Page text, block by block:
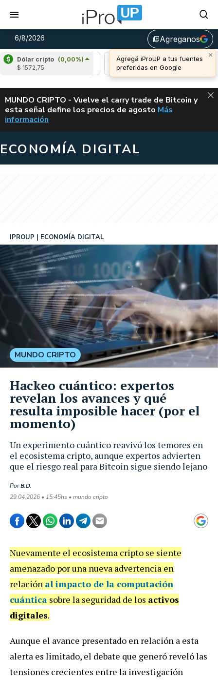
6/8/2026 library_addAgreganos
×
Agregá iProUP a tus fuentes
preferidas en Google
Dólar cripto (0,00%)
$ 1572,75
Ripple (-2,73%)
u$s 1,04
Cardano (6,43%)
u$s 0,20
ALERTA
MUNDO CRIPTO - Vuelve el carry trade de Bitcoin y
esta señal define los precios de agosto VUELVE EL
Más
información
ECONOMÍA DIGITAL
Un experimento cuántico reavivó los temores en
el ecosistema cripto, aunque expertos advierten
que el riesgo real para Bitcoin sigue siendo lejano
IPROUP ECONOMÍA DIGITAL
PorB.D.
29.04.2026 • 15:45hs • mundo cripto
MUNDO CRIPTO
Hackeo cuántico: expertos
revelan los avances y qué
resulta imposible hacer (por el
momento)
Nuevamente el ecosistema cripto se siente
amenazado por una nueva advertencia en
relación al impacto de la computación
cuántica sobre la seguridad de los activos
digitales.
Aunque el avance presentado en relación a esta
alerta es limitado, el debate que generó reveló las
tensiones crecientes entre la investigación